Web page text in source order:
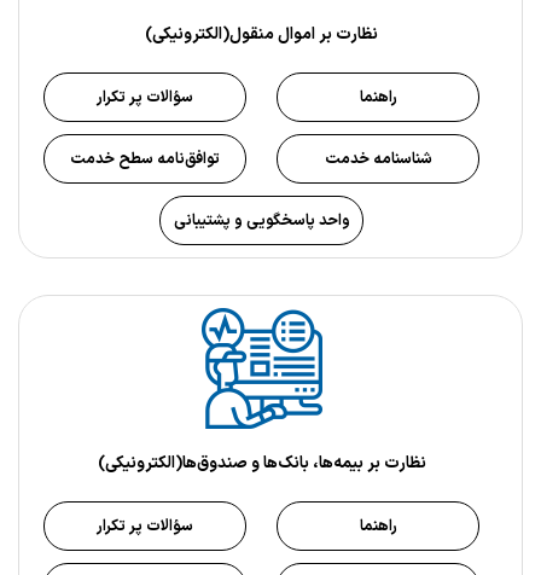
نظارت بر اموال منقول(الکترونیکی)
راهنما سؤالات پر تکرار
شناسنامه خدمت توافق‌نامه سطح خدمت
واحد پاسخگویی و پشتیبانی
نظارت بر بيمه‌ها، بانک‌ها و صندوق‌ها(الکترونیکی)
راهنما سؤالات پر تکرار